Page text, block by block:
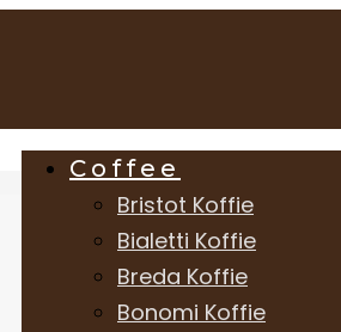
Coffee
Bristot Koffie
Bialetti Koffie
Breda Koffie
Bonomi Koffie